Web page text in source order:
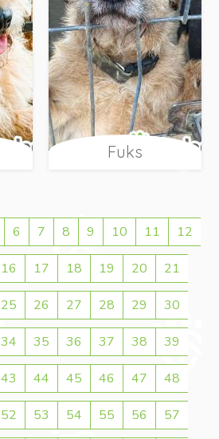
Fuks
6 7 8 9 10 11 12
16 17 18 19 20 21
25 26 27 28 29 30
34 35 36 37 38 39
43 44 45 46 47 48
52 53 54 55 56 57